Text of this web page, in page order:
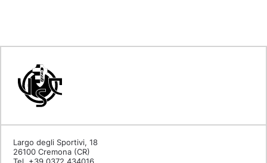
Largo degli Sportivi, 18
26100 Cremona (CR)